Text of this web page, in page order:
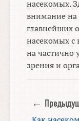
насекомых.
внимание
главнейших
насекомых с
на частично
зрения и
←